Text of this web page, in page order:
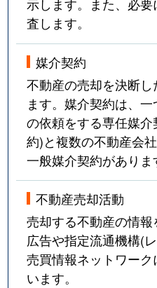
東
東草深町
東瀬名町
2,600万
東瀬名町
2,500万
東千代田
38,000
人宿町
900万円
人宿町
9,200万
富士見町
7,500万
示します。また、必
査します。
媒介契約
不動産の売却を決断
ます。媒介契約は、
の依頼をする専任媒
約)と複数の不動産会
一般媒介契約がありま
不動産売却活動
売却する不動産の情
広告や指定流通機構(
売買情報ネットワー
います。